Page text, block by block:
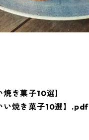
き菓子10選】
い焼き菓子10選】.pdf